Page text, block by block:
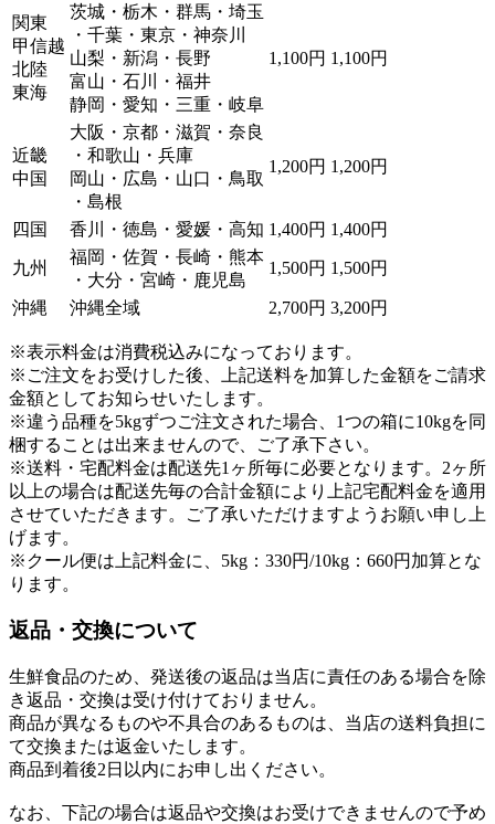
関東
甲信越
北陸
東海
茨城・栃木・群馬・埼玉
・千葉・東京・神奈川
山梨・新潟・長野
富山・石川・福井
静岡・愛知・三重・岐阜
1,100円 1,100円
近畿
中国
大阪・京都・滋賀・奈良
・和歌山・兵庫
岡山・広島・山口・鳥取
・島根
1,200円 1,200円
四国 香川・徳島・愛媛・高知 1,400円 1,400円
九州
福岡・佐賀・長崎・熊本
・大分・宮崎・鹿児島
1,500円 1,500円
沖縄 沖縄全域 2,700円 3,200円
※表示料金は消費税込みになっております。
※ご注文をお受けした後、上記送料を加算した金額をご請求
金額としてお知らせいたします。
※違う品種を5kgずつご注文された場合、1つの箱に10kgを同
梱することは出来ませんので、ご了承下さい。
※送料・宅配料金は配送先1ヶ所毎に必要となります。2ヶ所
以上の場合は配送先毎の合計金額により上記宅配料金を適用
させていただきます。ご了承いただけますようお願い申し上
げます。
※クール便は上記料金に、5kg：330円/10kg：660円加算とな
ります。
返品・交換について
生鮮食品のため、発送後の返品は当店に責任のある場合を除
き返品・交換は受け付けておりません。
商品が異なるものや不具合のあるものは、当店の送料負担に
て交換または返金いたします。
商品到着後2日以内にお申し出ください。
なお、下記の場合は返品や交換はお受けできませんので予め